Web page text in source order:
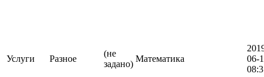
Услуги Разное
(не
задано)
Математика
06-